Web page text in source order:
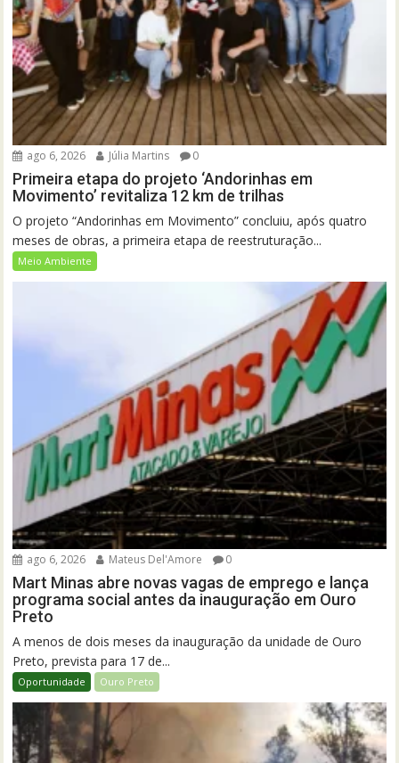
ago 6, 2026 Júlia Martins 0
Primeira etapa do projeto ‘Andorinhas em
Movimento’ revitaliza 12 km de trilhas
O projeto “Andorinhas em Movimento” concluiu, após quatro
meses de obras, a primeira etapa de reestruturação...
Meio Ambiente
ago 6, 2026 Mateus Del'Amore 0
Mart Minas abre novas vagas de emprego e lança
programa social antes da inauguração em Ouro
Preto
A menos de dois meses da inauguração da unidade de Ouro
Preto, prevista para 17 de...
Oportunidade Ouro Preto